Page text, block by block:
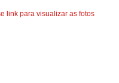
link para visualizar as fotos